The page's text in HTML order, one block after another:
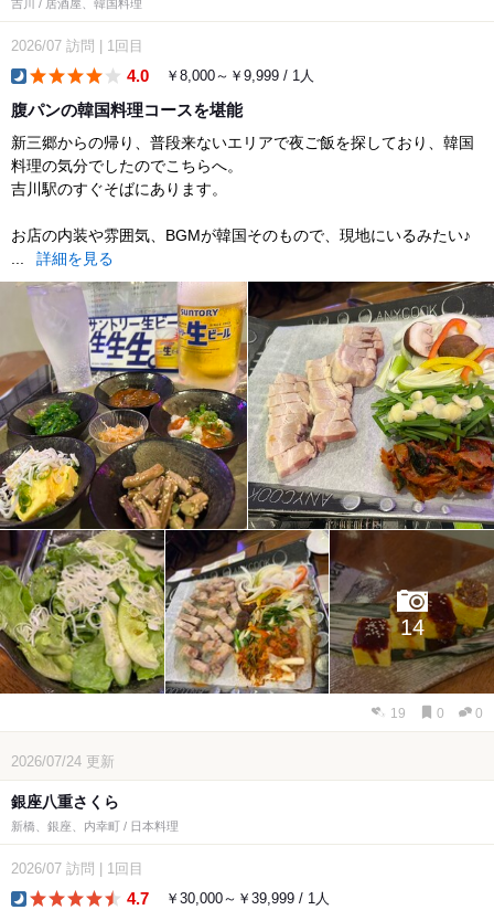
吉川 / 居酒屋、韓国料理
2026/07 訪問 1回目
4.0 ￥8,000～￥9,999 / 1人
腹パンの韓国料理コースを堪能
新三郷からの帰り、普段来ないエリアで夜ご飯を探しており、韓国
料理の気分でしたのでこちらへ。
吉川駅のすぐそばにあります。
お店の内装や雰囲気、BGMが韓国そのもので、現地にいるみたい♪
詳細を見る
14
19 0 0
2026/07/24 更新
銀座八重さくら
新橋、銀座、内幸町 / 日本料理
2026/07 訪問 1回目
4.7 ￥30,000～￥39,999 / 1人